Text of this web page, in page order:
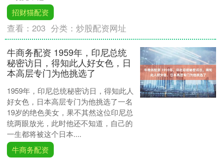
招财猫配资
查看：203 分类：炒股配资网址
牛商务配资 1959年，印尼总统
秘密访日，得知此人好女色，日
本高层专门为他挑选了
1959年，印尼总统秘密访日，得知此人
好女色，日本高层专门为他挑选了一名
19岁的绝色美女，果不其然这位印尼总
统两眼放光，此时他还不知道，自己的
一生都将被这个日本....
牛商务配资